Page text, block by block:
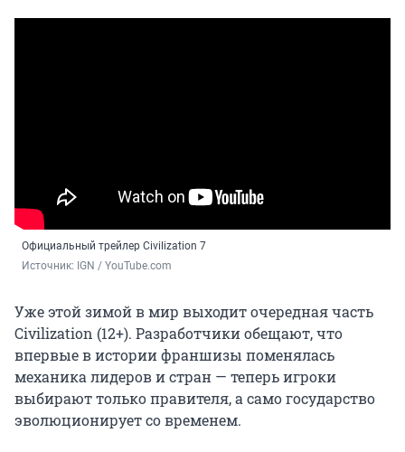
Официальный трейлер Civilization 7
Источник: IGN / YouTube.com
Уже этой зимой в мир выходит очередная часть
Civilization (12+). Разработчики обещают, что
впервые в истории франшизы поменялась
механика лидеров и стран — теперь игроки
выбирают только правителя, а само государство
эволюционирует со временем.